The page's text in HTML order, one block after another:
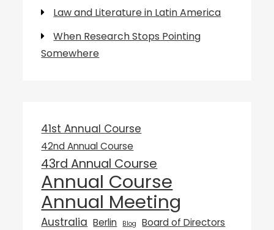
Law and Literature in Latin America
When Research Stops Pointing
Somewhere
41st Annual Course
42nd Annual Course
43rd Annual Course
Annual Course
Annual Meeting
Australia Berlin Blog Board of Directors